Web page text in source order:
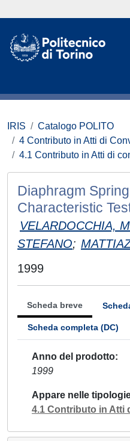
IRIS
Catalogo POLITO
4 Contributo in Atti di
4.1 Contributo in Atti di
Diaphragm
Characteristic
VELARDOCCHIA,
STEFANO;
1999
Scheda breve
Scheda completa (DC)
Anno del prodotto
1999
Appare nelle
4.1 Contributo in Atti